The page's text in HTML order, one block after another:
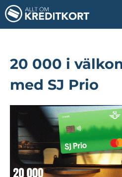
20 000 i
med SJ Prio